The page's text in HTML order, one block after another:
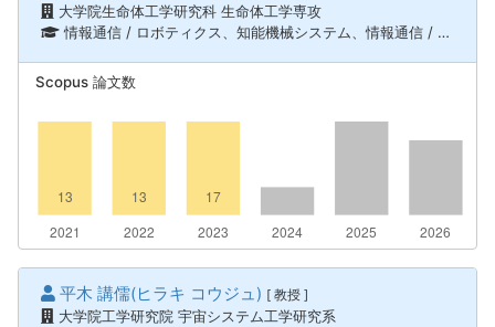
大学院生命体工学研究科 生命体工学専攻
情報通信 / ロボティクス、知能機械システム、情報通信 / 機械力学、メカトロニクス、海中ロボティクス
Scopus 論文数
平木 講儒(ヒラキ コウジュ) [ 教授 ]
大学院工学研究院 宇宙システム工学研究系